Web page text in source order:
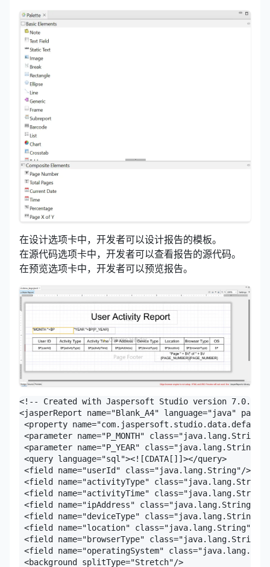
在设计选项卡中，开发者可以设计报告的模板。
在源代码选项卡中，开发者可以查看报告的源代码。
在预览选项卡中，开发者可以预览报告。
<!-- Created with Jaspersoft Studio version
<jasperReport name="Blank_A4" language="java"
<property
<parameter name="P_MONTH"
<parameter name="P_YEAR" class="java.lang.String"/>
<query language="sql"><![CDATA[]]></query>
<field name="userId" class="java.lang.String"/>
<field name="activityType"
<field name="activityTime"
<field name="ipAddress" class="java.lang.String"/>
<field name="deviceType" class="java.lang.String"/>
<field name="location" class="java.lang.String"/>
<field name="browserType"
<field name="operatingSystem"
<background splitType="Stretch"/>